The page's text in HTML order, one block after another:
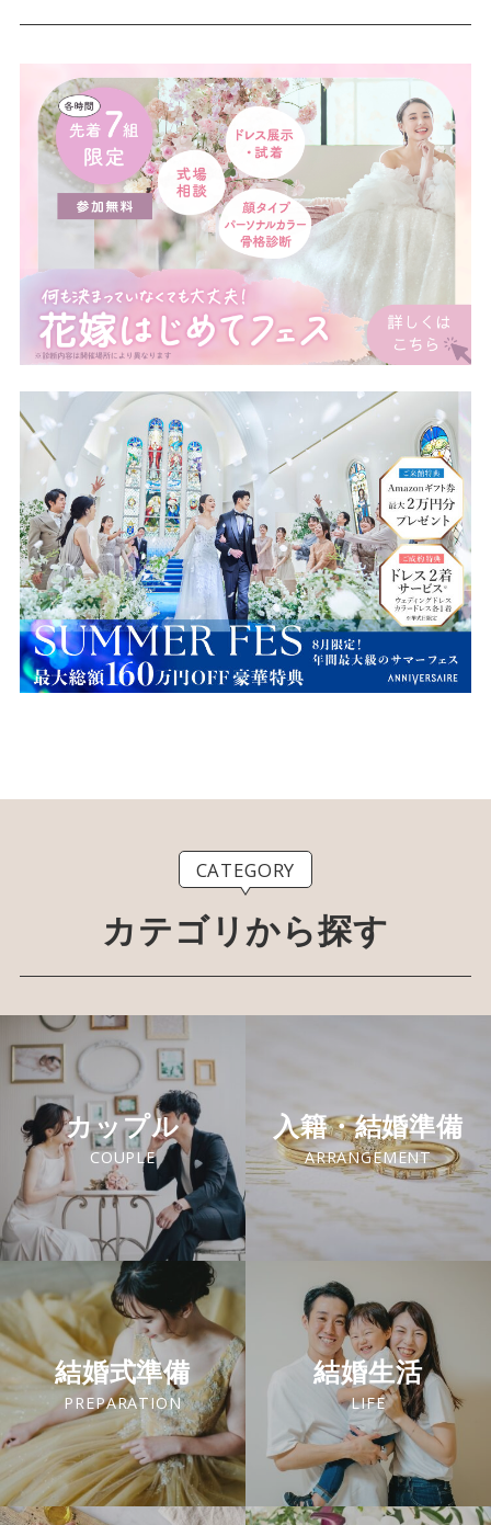
CATEGORY
カテゴリから探す
カップル
COUPLE
入籍・結婚準備
ARRANGEMENT
結婚式準備
PREPARATION
結婚生活
LIFE